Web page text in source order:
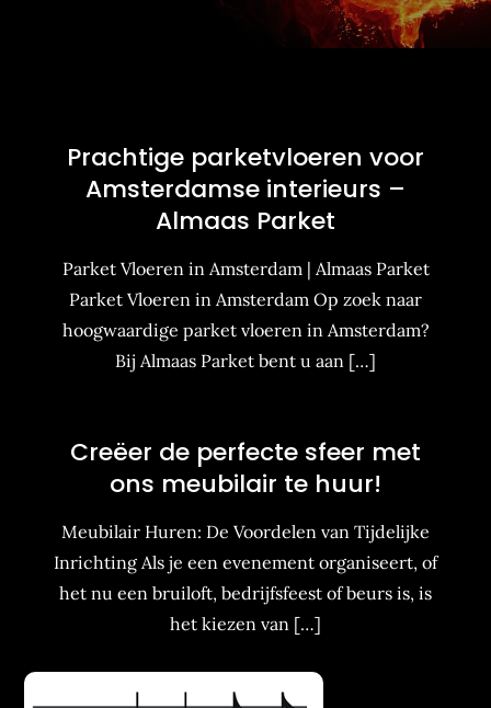
Prachtige parketvloeren voor
Amsterdamse interieurs –
Almaas Parket
Parket Vloeren in Amsterdam | Almaas Parket
Parket Vloeren in Amsterdam Op zoek naar
hoogwaardige parket vloeren in Amsterdam?
Bij Almaas Parket bent u aan […]
Creëer de perfecte sfeer met
ons meubilair te huur!
Meubilair Huren: De Voordelen van Tijdelijke
Inrichting Als je een evenement organiseert, of
het nu een bruiloft, bedrijfsfeest of beurs is, is
het kiezen van […]